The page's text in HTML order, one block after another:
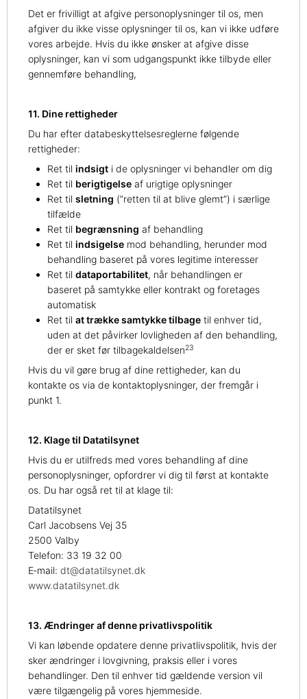
Det er frivilligt at afgive personoplysninger til os, men
afgiver du ikke visse oplysninger til os, kan vi ikke udføre
vores arbejde. Hvis du ikke ønsker at afgive disse
oplysninger, kan vi som udgangspunkt ikke tilbyde eller
gennemføre behandling,
11. Dine rettigheder
Du har efter databeskyttelsesreglerne følgende
rettigheder:
Ret til indsigt i de oplysninger vi behandler om dig
Ret til berigtigelse af urigtige oplysninger
Ret til sletning (”retten til at blive glemt”) i særlige
tilfælde
Ret til begrænsning af behandling
Ret til indsigelse mod behandling, herunder mod
behandling baseret på vores legitime interesser
Ret til dataportabilitet, når behandlingen er
baseret på samtykke eller kontrakt og foretages
automatisk
Ret til at trække samtykke tilbage til enhver tid,
uden at det påvirker lovligheden af den behandling,
der er sket før tilbagekaldelsen23
Hvis du vil gøre brug af dine rettigheder, kan du
kontakte os via de kontaktoplysninger, der fremgår i
punkt 1.
12. Klage til Datatilsynet
Hvis du er utilfreds med vores behandling af dine
personoplysninger, opfordrer vi dig til først at kontakte
os. Du har også ret til at klage til:
Datatilsynet
Carl Jacobsens Vej 35
2500 Valby
Telefon: 33 19 32 00
E‑mail: dt@datatilsynet.dk
www.datatilsynet.dk
13. Ændringer af denne privatlivspolitik
Vi kan løbende opdatere denne privatlivspolitik, hvis der
sker ændringer i lovgivning, praksis eller i vores
behandlinger. Den til enhver tid gældende version vil
være tilgængelig på vores hjemmeside.